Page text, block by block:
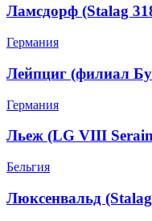
Ламсдорф (Stalag
Германия
Лейпциг (филиал
Германия
Льеж (LG VIII
Бельгия
Люксенвальд